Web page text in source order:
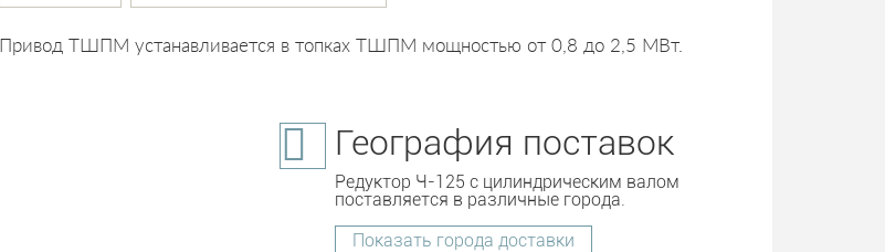
Привод ТШПМ устанавливается в топках ТШПМ мощностью от 0,8 до 2,5 МВт.
География поставок
Редуктор Ч-125 с цилиндрическим валом
поставляется в различные города.
Показать города доставки